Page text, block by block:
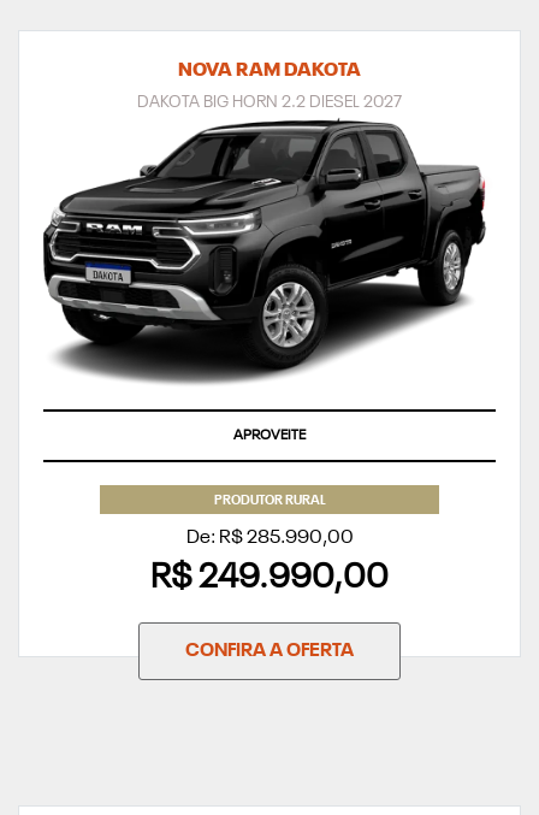
NOVA RAM DAKOTA
DAKOTA BIG HORN 2.2 DIESEL 2027
APROVEITE
PRODUTOR RURAL
De: R$ 285.990,00
R$ 249.990,00
CONFIRA A OFERTA